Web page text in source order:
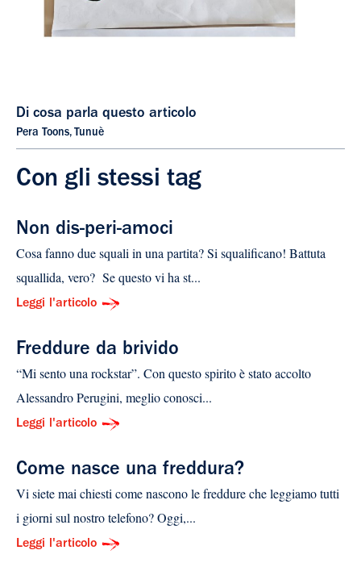
Di cosa parla questo articolo
Pera Toons, Tunuè
Con gli stessi tag
Non dis-peri-amoci
Cosa fanno due squali in una partita? Si squalificano! Battuta
squallida, vero? Se questo vi ha st...
Leggi l'articolo
Freddure da brivido
“Mi sento una rockstar”. Con questo spirito è stato accolto
Alessandro Perugini, meglio conosci...
Leggi l'articolo
Come nasce una freddura?
Vi siete mai chiesti come nascono le freddure che leggiamo tutti
i giorni sul nostro telefono? Oggi,...
Leggi l'articolo